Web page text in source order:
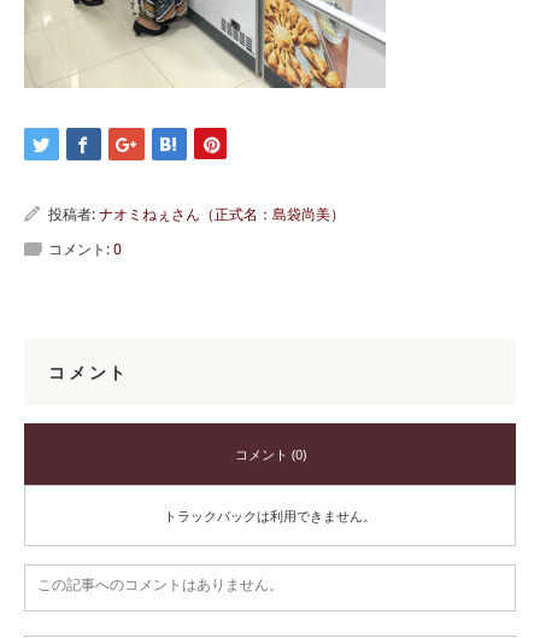
投稿者:ナオミねぇさん（正式名：島袋尚美）
コメント:0
コメント
コメント (0)
トラックバックは利用できません。
この記事へのコメントはありません。